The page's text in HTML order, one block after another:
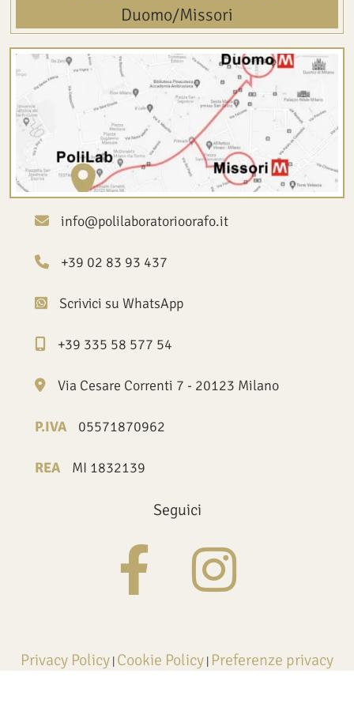
Duomo/Missori
info@polilaboratorioorafo.it
+39 02 83 93 437
Scrivici su WhatsApp
+39 335 58 577 54
Via Cesare Correnti 7 - 20123 Milano
P.IVA 05571870962
REA MI 1832139
Seguici
Privacy Policy | Cookie Policy | Preferenze privacy